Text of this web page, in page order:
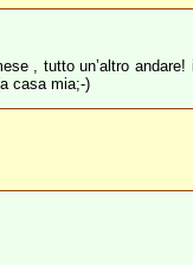
, tutto un’altro
casa mia;-)